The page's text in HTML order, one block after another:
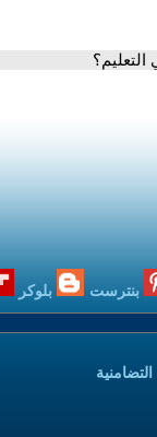
بنترست بلوكر